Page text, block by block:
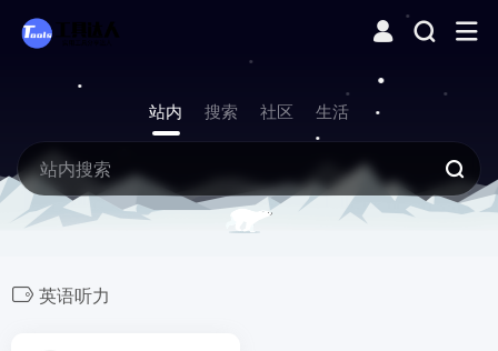
站内 搜索 社区 生活
英语听力